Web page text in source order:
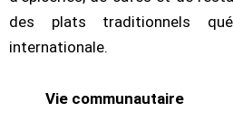
des plats traditionnels
internationale.
Vie communautaire